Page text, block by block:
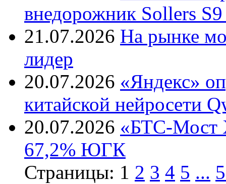
внедорожник Sollers
21.07.2026 На рынке
лидер
20.07.2026 «Яндекс»
китайской нейросети
20.07.2026 «БТС-Мост
67,2% ЮГК
Страницы: 1 2 3 4 5 ...